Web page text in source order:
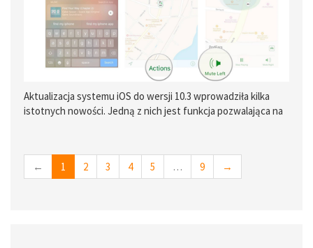
Aktualizacja systemu iOS do wersji 10.3 wprowadziła kilka
istotnych nowości. Jedną z nich jest funkcja pozwalająca na
← 1 2 3 4 5 … 9 →